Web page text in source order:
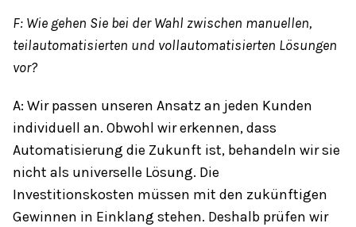
F: Wie gehen Sie bei der Wahl zwischen manuellen,
teilautomatisierten und vollautomatisierten Lösungen
vor?
A: Wir passen unseren Ansatz an jeden Kunden
individuell an. Obwohl wir erkennen, dass
Automatisierung die Zukunft ist, behandeln wir sie
nicht als universelle Lösung. Die
Investitionskosten müssen mit den zukünftigen
Gewinnen in Einklang stehen. Deshalb prüfen wir